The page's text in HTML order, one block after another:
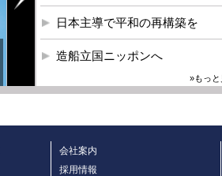
日本主導で平和の再構築を
造船立国ニッポンへ
»もっと
会社案内
採用情報